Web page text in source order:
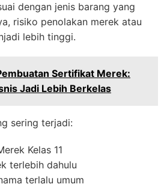
dengan jenis barang yang
risiko penolakan merek atau
lebih tinggi.
Sertifikat Merek:
Jadi Lebih Berkelas
sering terjadi:
Kelas 11
terlebih dahulu
terlalu umum